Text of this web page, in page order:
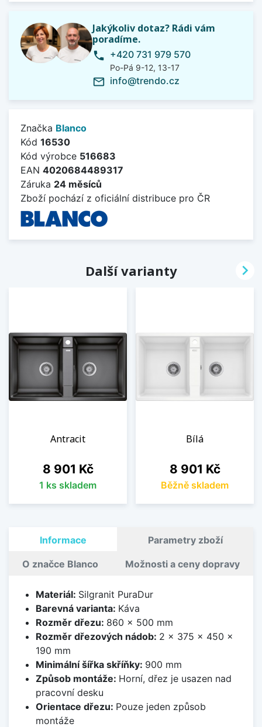
Jakýkoliv dotaz? Rádi vám
poradíme.
phone +420 731 979 570
Po-Pá 9-12, 13-17
mail_outline info@trendo.cz
Značka Blanco
Kód 16530
Kód výrobce 516683
EAN 4020684489317
Záruka 24 měsíců
Zboží pochází z oficiální distribuce pro ČR
Další varianty
Antracit
Cena
8 901 Kč
1 ks skladem
Bílá
Cena
8 901 Kč
Běžně skladem

Informace Parametry zboží
O značce Blanco Možnosti a ceny dopravy
Materiál: Silgranit PuraDur
Barevná varianta: Káva
Rozměr dřezu: 860 x 500 mm
Rozměr dřezových nádob: 2 x 375 x 450 x
190 mm
Minimální šířka skříňky: 900 mm
Způsob montáže: Horní, dřez je usazen nad
pracovní desku
Orientace dřezu: Pouze jeden způsob
montáže